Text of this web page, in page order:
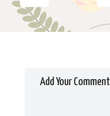
Add Your Comment